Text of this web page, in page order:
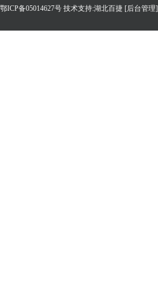
鄂ICP备05014627号 技术支持:湖北百捷 [后台管理]